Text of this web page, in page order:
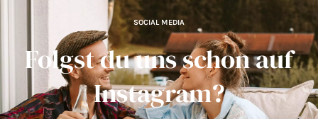
SOCIAL MEDIA
Folgst du uns schon auf
Instagram?